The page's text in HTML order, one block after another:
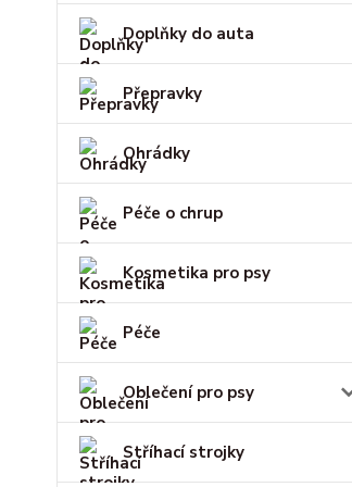
Doplňky do auta
Přepravky
Ohrádky
Péče o chrup
Kosmetika pro psy
Péče
Oblečení pro psy
Stříhací strojky